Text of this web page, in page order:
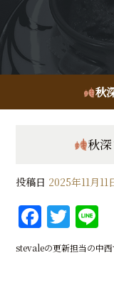
秋
秋
投稿日 2025年11月11
F
a
c
T
w
it
n
e
stevaleの更新担当の中西